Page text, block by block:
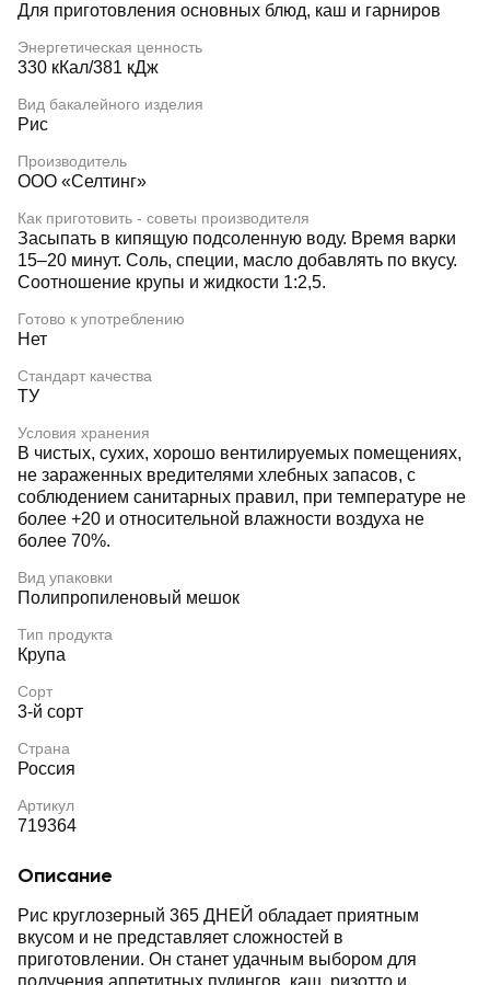
Для приготовления основных блюд, каш и гарниров
Энергетическая ценность
330 кКал/381 кДж
Вид бакалейного изделия
Рис
Производитель
ООО «Селтинг»
Как приготовить - советы производителя
Засыпать в кипящую подсоленную воду. Время варки
15–20 минут. Соль, специи, масло добавлять по вкусу.
Соотношение крупы и жидкости 1:2,5.
Готово к употреблению
Нет
Стандарт качества
ТУ
Условия хранения
В чистых, сухих, хорошо вентилируемых помещениях,
не зараженных вредителями хлебных запасов, с
соблюдением санитарных правил, при температуре не
более +20 и относительной влажности воздуха не
более 70%.
Вид упаковки
Полипропиленовый мешок
Тип продукта
Крупа
Сорт
3-й сорт
Страна
Россия
Артикул
719364
Описание
Рис круглозерный 365 ДНЕЙ обладает приятным
вкусом и не представляет сложностей в
приготовлении. Он станет удачным выбором для
получения аппетитных пудингов, каш, ризотто и